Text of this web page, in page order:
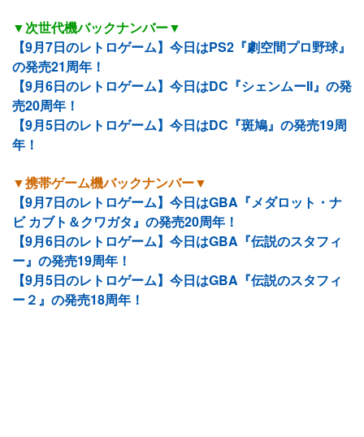
▼次世代機バックナンバー▼
【9月7日のレトロゲーム】今日はPS2『劇空間プロ野球』
の発売21周年！
【9月6日のレトロゲーム】今日はDC『シェンムーII』の発
売20周年！
【9月5日のレトロゲーム】今日はDC『斑鳩』の発売19周
年！
▼携帯ゲーム機バックナンバー▼
【9月7日のレトロゲーム】今日はGBA『メダロット・ナ
ビ カブト＆クワガタ』の発売20周年！
【9月6日のレトロゲーム】今日はGBA『伝説のスタフィ
ー』の発売19周年！
【9月5日のレトロゲーム】今日はGBA『伝説のスタフィ
ー２』の発売18周年！